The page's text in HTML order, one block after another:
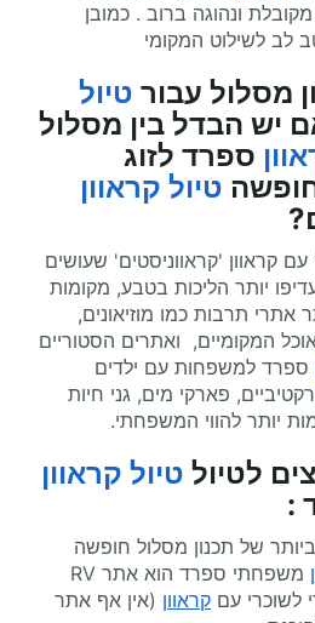
ונהוגה ברוב . כמובן
לב לשילוט המקומי
מסלול עבור טיול
יש הבדל בין מסלול
ספרד לזוג
טיול קראוון
קראוון 'קראווניסטים' שעושים
יותר הליכות בטבע, מקומות
אתרי תרבות כמו מוזיאונים,
המקומיים, ואתרים הסטוריים
ספרד למשפחות עם ילדים
פארקי מים, גני חיות
יותר להווי המשפחתי.
לטיול טיול קראוון
:
של תכנון מסלול חופשה
משפחתי ספרד הוא אתר RV
לשוכרי עם קראוון (אין אף אתר